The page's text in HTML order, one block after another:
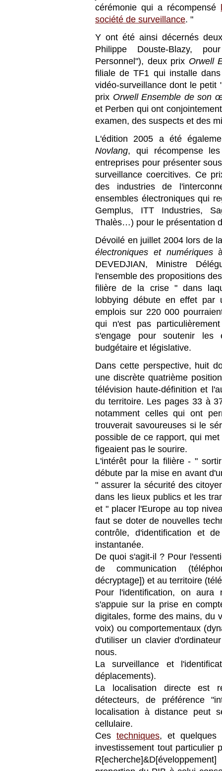
cérémonie qui a récompensé
société de surveillance. "
Y ont été ainsi décernés
Philippe Douste-Blazy,
Personnel"), deux prix Orwell
filiale de TF1 qui installe
vidéo-surveillance dont le
prix Orwell Ensemble de son
et Perben qui ont
examen, des suspects et des
L'édition 2005 a été
Novlang, qui récompense
entreprises pour présenter
surveillance coercitives. Ce
des industries de
ensembles électroniques qui
Gemplus, ITT Industries,
Thalès…) pour le présentation
Dévoilé en juillet 2004 lors de
électroniques et numériquesà
DEVEDJIAN, Ministre
l'ensemble des propositions
filière de la crise " dans
lobbying débute en effet par
emplois sur 220 000
qui n'est pas
s'engage pour soutenir les
budgétaire et législative.
Dans cette perspective, huit
une discrète quatrième
télévision haute-définition et
du territoire. Les pages 33 à
notamment celles qui ont
trouverait savoureuses si le
possible de ce rapport, qui
figeaient pas le sourire.
L'intérêt pour la filière - "
débute par la mise en avant
" assurer la sécurité des
dans les lieux publics et les
et " placer l'Europe au top
faut se doter de nouvelles
contrôle, d'identification et
instantanée.
De quoi s'agit-il ? Pour
de communication
décryptage]) et au territoire
Pour l'identification, on aura
s'appuie sur la prise en
digitales, forme des mains, du
voix) ou comportementaux
d'utiliser un clavier
nous.
La surveillance et
déplacements).
La localisation directe est
détecteurs, de préférence
localisation à distance peut
cellulaire.
Ces techniques, et quelques
investissement tout particulier